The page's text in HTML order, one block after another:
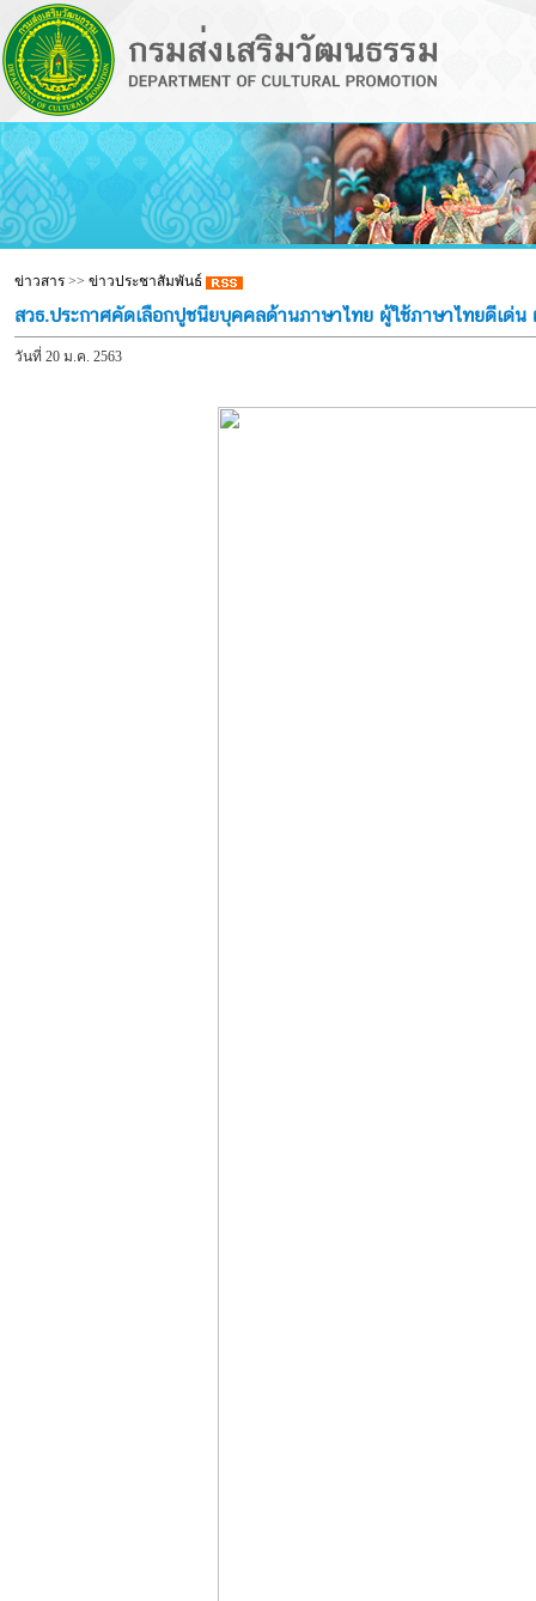
ข่าวสาร>> ข่าวประชาสัมพันธ์
สวธ.ประกาศคัดเลือกปูชนียบุคคลด้านภาษาไทย ผู้ใช้ภาษาไทยดีเ
วันที่ 20 ม.ค. 2563